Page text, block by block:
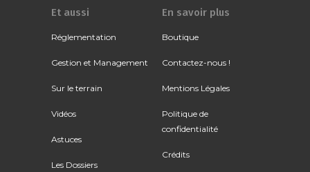
Et aussi
Réglementation
Gestion et Management
Sur le terrain
Vidéos
Astuces
Les Dossiers
En savoir plus
Boutique
Contactez-nous !
Mentions Légales
Politique de
confidentialité
Crédits